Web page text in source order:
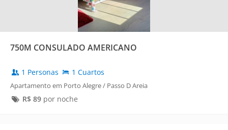
750M CONSULADO AMERICANO
1 Personas 1 Cuartos
Apartamento em Porto Alegre / Passo D Areia
R$ 89por noche